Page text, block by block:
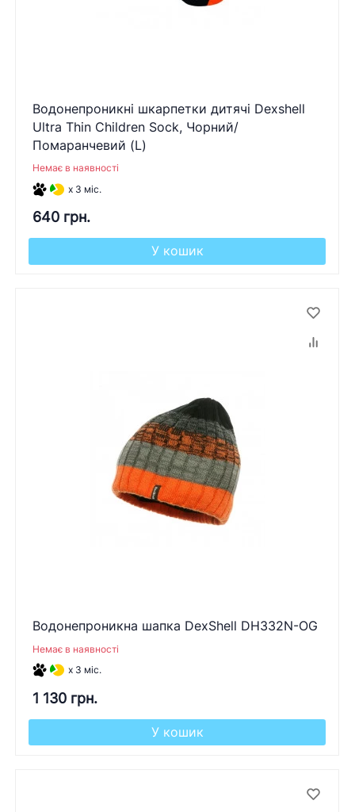
Водонепроникні шкарпетки дитячі Dexshell
Ultra Thin Children Sock, Чорний/
Помаранчевий (L)
Немає в наявності
x 3 міс.
640 грн.
У кошик
Водонепроникна шапка DexShell DH332N-OG
Немає в наявності
x 3 міс.
1 130 грн.
У кошик